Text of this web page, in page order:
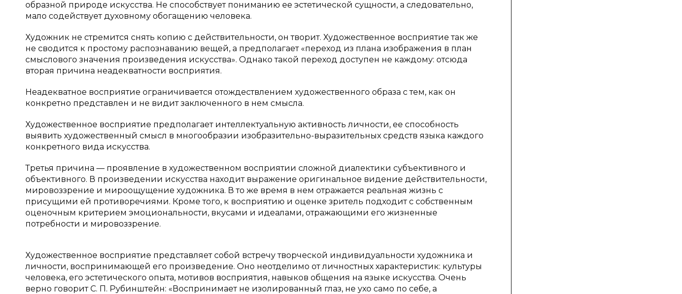
образной природе искусства. Не способствует пониманию ее эстетической сущности, а следовательно,
мало содействует духовному обогащению человека.
Художник не стремится снять копию с действительности, он творит. Художественное восприятие так же
не сводится к простому распознаванию вещей, а предполагает «переход из плана изображения в план
смыслового значения произведения искусства». Однако такой переход доступен не каждому: отсюда
вторая причина неадекватности восприятия.
Неадекватное восприятие ограничивается отождествлением художественного образа с тем, как он
конкретно представлен и не видит заключенного в нем смысла.
Художественное восприятие предполагает интеллектуальную активность личности, ее способность
выявить художественный смысл в многообразии изобразительно-выразительных средств языка каждого
конкретного вида искусства.
Третья причина — проявление в художественном восприятии сложной диалектики субъективного и
объективного. В произведении искусства находит выражение оригинальное видение действительности,
мировоззрение и мироощущение художника. В то же время в нем отражается реальная жизнь с
присущими ей противоречиями. Кроме того, к восприятию и оценке зритель подходит с собственным
оценочным критерием эмоциональности, вкусами и идеалами, отражающими его жизненные
потребности и мировоззрение.
Художественное восприятие представляет собой встречу творческой индивидуальности художника и
личности, воспринимающей его произведение. Оно неотделимо от личностных характеристик: культуры
человека, его эстетического опыта, мотивов восприятия, навыков общения на языке искусства. Очень
верно говорит С. П. Рубинштейн: «Воспринимает не изолированный глаз, не ухо само по себе, а